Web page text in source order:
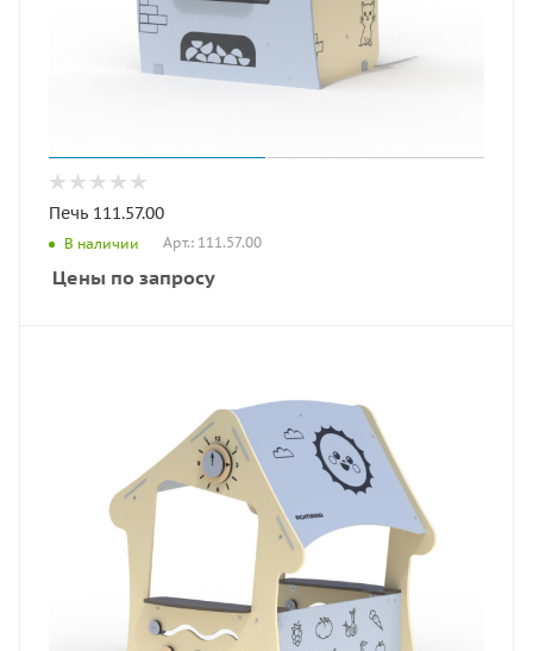
Печь 111.57.00
В наличии Арт.: 111.57.00
Цены по запросу